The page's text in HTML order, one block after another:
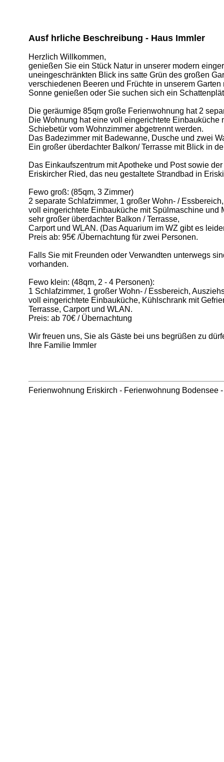
Ausf hrliche Beschreibung - Haus Immler
Herzlich Willkommen,
genießen Sie ein Stück Natur in unserer modern
uneingeschränkten Blick ins satte Grün des großen
verschiedenen Beeren und Früchte in unserem
Sonne genießen oder Sie suchen sich ein
Die geräumige 85qm große Ferienwohnung hat 2
Die Wohnung hat eine voll eingerichtete
Schiebetür vom Wohnzimmer abgetrennt werden.
Das Badezimmer mit Badewanne, Dusche und zwei
Ein großer überdachter Balkon/ Terrasse mit Blick in
Das Einkaufszentrum mit Apotheke und Post sowie
Eriskircher Ried, das neu gestaltete Strandbad in
Fewo groß: (85qm, 3 Zimmer)
2 separate Schlafzimmer, 1 großer Wohn- /
voll eingerichtete Einbauküche mit Spülmaschine und
sehr großer überdachter Balkon / Terrasse,
Carport und WLAN. (Das Aquarium im WZ gibt es
Preis ab: 95€ /Übernachtung für zwei Personen.
Falls Sie mit Freunden oder Verwandten unterwegs
vorhanden.
Fewo klein: (48qm, 2 - 4 Personen):
1 Schlafzimmer, 1 großer Wohn- / Essbereich,
voll eingerichtete Einbauküche, Kühlschrank mit
Terrasse, Carport und WLAN.
Preis: ab 70€ / Übernachtung
Wir freuen uns, Sie als Gäste bei uns begrüßen zu
Ihre Familie Immler
Ferienwohnung Eriskirch - Ferienwohnung Bodensee